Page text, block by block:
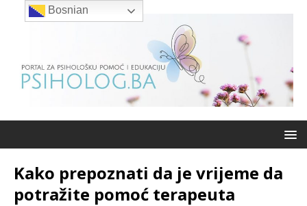
Kako prepoznati da je vrijeme da
potražite pomoć terapeuta
Bosnian